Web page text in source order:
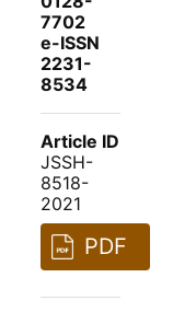
7702
e-ISSN
2231-
8534
Article ID
JSSH-
8518-
2021
PDF